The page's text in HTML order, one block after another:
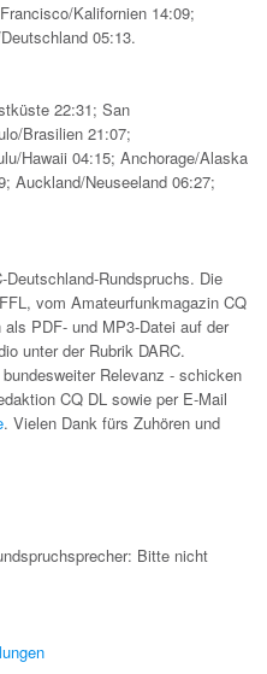
Kalifornien 14:09;
05:13.
22:31; San
Brasilien 21:07;
Hawaii 04:15; Anchorage/Alaska
Auckland/Neuseeland 06:27;
Deutschland-Rundspruchs. Die
vom Amateurfunkmagazin CQ
PDF- und MP3-Datei auf der
unter der Rubrik DARC.
Relevanz - schicken
CQ DL sowie per E-Mail
. Vielen Dank fürs Zuhören und
Bitte nicht